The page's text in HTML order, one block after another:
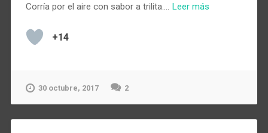
Corría por el aire con sabor a trilita.… Leer más
+14
30 octubre, 2017 2